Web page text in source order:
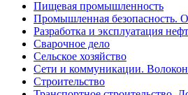
Пищевая промышленность
Промышленная безопасность.
Разработка и эксплуатация
Сварочное дело
Сельское хозяйство
Сети и коммуникации.
Строительство